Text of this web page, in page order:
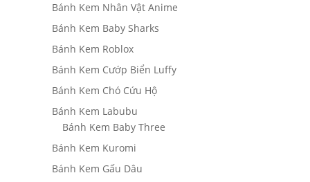
Bánh Kem Nhân Vật Anime
Bánh Kem Baby Sharks
Bánh Kem Roblox
Bánh Kem Cướp Biển Luffy
Bánh Kem Chó Cứu Hộ
Bánh Kem Labubu
Bánh Kem Baby Three
Bánh Kem Kuromi
Bánh Kem Gấu Dâu